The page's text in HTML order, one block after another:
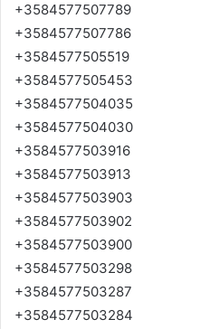
+3584577507789
+3584577507786
+3584577505519
+3584577505453
+3584577504035
+3584577504030
+3584577503916
+3584577503913
+3584577503903
+3584577503902
+3584577503900
+3584577503298
+3584577503287
+3584577503284